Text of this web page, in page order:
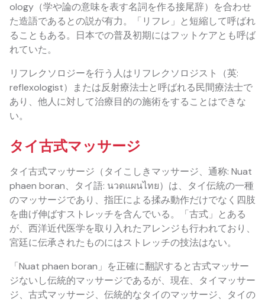
ology（学や論の意味を表す名詞を作る接尾辞）を合わせ
た造語であるとの説が有力。「リフレ」と短縮して呼ばれ
ることもある。日本での普及初期にはフットケアとも呼ば
れていた。
リフレクソロジーを行う人はリフレクソロジスト（英:
reflexologist）または反射療法士と呼ばれる民間療法士で
あり、他人に対して治療目的の施術をすることはできな
い。
タイ古式マッサージ
タイ古式マッサージ（タイこしきマッサージ、通称: Nuat
phaen boran、タイ語: นวดแผนไทย）は、タイ伝統の一種
のマッサージであり、指圧による揉み動作だけでなく四肢
を曲げ伸ばすストレッチを含んでいる。「古式」とある
が、西洋近代医学を取り入れたアレンジも行われており、
宮廷に伝承されたものにはストレッチの技法はない。
「Nuat phaen boran」を正確に翻訳すると古式マッサー
ジないし伝統的マッサージであるが、現在、タイマッサー
ジ、古式マッサージ、伝統的なタイのマッサージ、タイの